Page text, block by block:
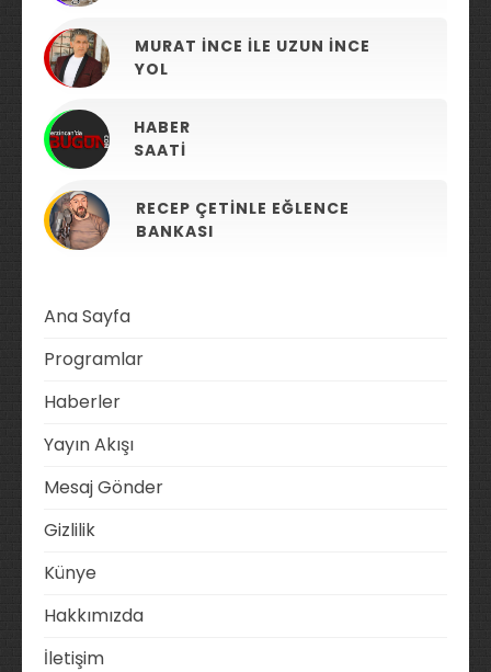
MURAT İNCE ILE UZUN İNCE
YOL
HABER
SAATI
RECEP ÇETINLE EĞLENCE
BANKASI
Ana Sayfa
Programlar
Haberler
Yayın Akışı
Mesaj Gönder
Gizlilik
Künye
Hakkımızda
İletişim